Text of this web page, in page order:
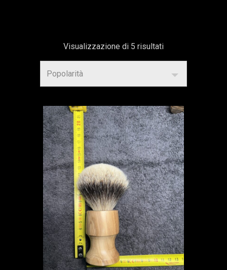
Visualizzazione di 5 risultatiPopolarità